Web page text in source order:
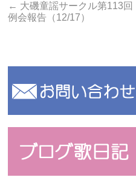
← 大磯童謡サークル第113回
例会報告（12/17）